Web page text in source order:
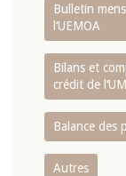
Bulletin
l‘UEMOA
Bilans et
crédit de
Balance des
Autres